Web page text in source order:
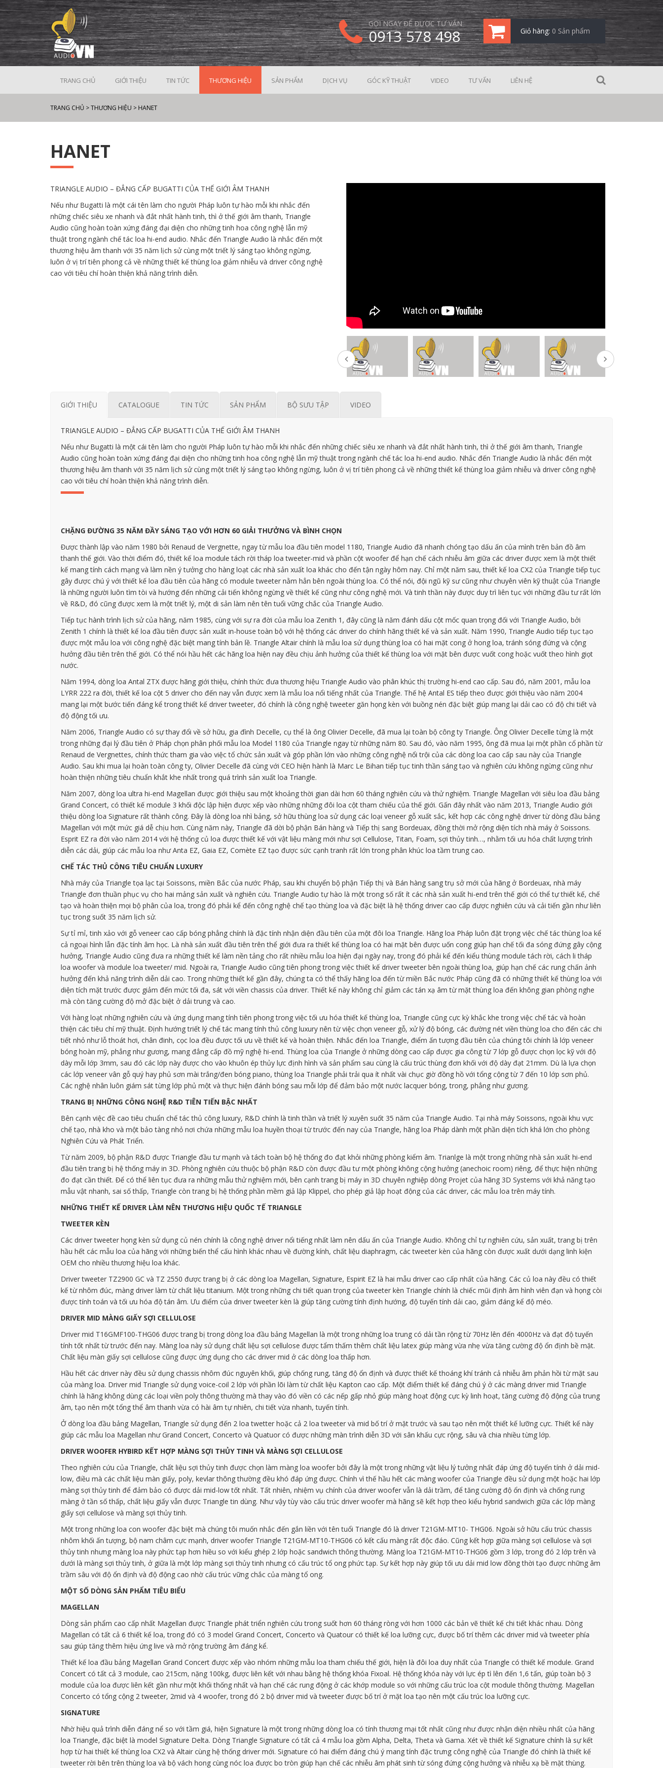
GỌI NGAY ĐỂ ĐƯỢC TƯ VẤN
0913 578 498 Giỏ hàng: 0 Sản phẩm
TRANG CHỦ GIỚI THIỆU TIN TỨC THƯƠNG HIỆU SẢN PHẨM DỊCH VỤ GÓC KỸ THUẬT VIDEO TƯ VẤN LIÊN HỆ
TRANG CHỦ >THƯƠNG HIỆU > HANET
HANET
TRIANGLE AUDIO – ĐẲNG CẤP BUGATTI CỦA THẾ GIỚI ÂM THANH
Nếu như Bugatti là một cái tên làm cho người Pháp luôn tự hào mỗi khi nhắc đến
những chiếc siêu xe nhanh và đắt nhất hành tinh, thì ở thế giới âm thanh, Triangle
Audio cũng hoàn toàn xứng đáng đại diện cho những tinh hoa công nghệ lẫn mỹ
thuật trong ngành chế tác loa hi-end audio. Nhắc đến Triangle Audio là nhắc đến một
thương hiệu âm thanh với 35 năm lịch sử cùng một triết lý sáng tạo không ngừng,
luôn ở vị trí tiên phong cả về những thiết kế thùng loa giảm nhiễu và driver công nghệ
cao với tiêu chí hoàn thiện khả năng trình diễn.
GIỚI THIỆU CATALOGUE TIN TỨC SẢN PHẨM BỘ SƯU TẬP VIDEO
TRIANGLE AUDIO – ĐẲNG CẤP BUGATTI CỦA THẾ GIỚI ÂM THANH
Nếu như Bugatti là một cái tên làm cho người Pháp luôn tự hào mỗi khi nhắc đến những chiếc siêu xe nhanh và đắt nhất hành tinh, thì ở thế giới âm thanh, Triangle
Audio cũng hoàn toàn xứng đáng đại diện cho những tinh hoa công nghệ lẫn mỹ thuật trong ngành chế tác loa hi-end audio. Nhắc đến Triangle Audio là nhắc đến một
thương hiệu âm thanh với 35 năm lịch sử cùng một triết lý sáng tạo không ngừng, luôn ở vị trí tiên phong cả về những thiết kế thùng loa giảm nhiễu và driver công nghệ
cao với tiêu chí hoàn thiện khả năng trình diễn.
CHẶNG ĐƯỜNG 35 NĂM ĐẦY SÁNG TẠO VỚI HƠN 60 GIẢI THƯỞNG VÀ BÌNH CHỌN
Được thành lập vào năm 1980 bởi Renaud de Vergnette, ngay từ mẫu loa đầu tiên model 1180, Triangle Audio đã nhanh chóng tạo dấu ấn của mình trên bản đồ âm
thanh thế giới. Vào thời điểm đó, thiết kế loa module tách rời tháp loa tweeter-mid và phần cột woofer để hạn chế cách nhiễu âm giữa các driver được xem là một thiết
kế mang tính cách mạng và làm nền ý tưởng cho hàng loạt các nhà sản xuất loa khác cho đến tận ngày hôm nay. Chỉ một năm sau, thiết kế loa CX2 của Triangle tiếp tục
gây được chú ý với thiết kế loa đầu tiên của hãng có module tweeter nằm hẳn bên ngoài thùng loa. Có thể nói, đội ngũ kỹ sư cũng như chuyên viên kỹ thuật của Triangle
là những người luôn tìm tòi và hướng đến những cải tiến không ngừng về thiết kế cũng như công nghệ mới. Và tinh thần này được duy trì liên tục với những đầu tư rất lớn
về R&D, đó cũng được xem là một triết lý, một di sản làm nên tên tuổi vững chắc của Triangle Audio.
Tiếp tục hành trình lịch sử của hãng, năm 1985, cùng với sự ra đời của mẫu loa Zenith 1, đây cũng là năm đánh dấu cột mốc quan trọng đối với Triangle Audio, bởi
Zenith 1 chính là thiết kế loa đầu tiên được sản xuất in-house toàn bộ với hệ thống các driver do chính hãng thiết kế và sản xuất. Năm 1990, Triangle Audio tiếp tục tạo
được một mẫu loa với công nghệ đặc biệt mang tính bản lề. Triangle Altair chính là mẫu loa sử dụng thùng loa có hai mặt cong ở hong loa, tránh sóng đứng và cộng
hưởng đầu tiên trên thế giới. Có thể nói hầu hết các hãng loa hiện nay đều chịu ảnh hưởng của thiết kế thùng loa với mặt bên được vuốt cong hoặc vuốt theo hình giọt
nước.
Năm 1994, dòng loa Antal ZTX được hãng giới thiệu, chính thức đưa thương hiệu Triangle Audio vào phân khúc thị trường hi-end cao cấp. Sau đó, năm 2001, mẫu loa
LYRR 222 ra đời, thiết kế loa cột 5 driver cho đến nay vẫn được xem là mẫu loa nổi tiếng nhất của Triangle. Thế hệ Antal ES tiếp theo được giới thiệu vào năm 2004
mang lại một bước tiến đáng kể trong thiết kế driver tweeter, đó chính là công nghệ tweeter găn họng kèn với buồng nén đặc biệt giúp mang lại dải cao có độ chi tiết và
độ động tối ưu.
Năm 2006, Triangle Audio có sự thay đổi về sở hữu, gia đình Decelle, cụ thể là ông Olivier Decelle, đã mua lại toàn bộ công ty Triangle. Ông Olivier Decelle từng là một
trong những đại lý đầu tiên ở Pháp chọn phân phối mẫu loa Model 1180 của Triangle ngay từ những năm 80. Sau đó, vào năm 1995, ông đã mua lại một phần cổ phần từ
Renaud de Vergnettes, chính thức tham gia vào việc tổ chức sản xuất và góp phần lớn vào những công nghệ nổi trội của các dòng loa cao cấp sau này của Triangle
Audio. Sau khi mua lại hoàn toàn công ty, Olivier Decelle đã cùng với CEO hiện hành là Marc Le Bihan tiếp tục tinh thần sáng tạo và nghiên cứu không ngừng cũng như
hoàn thiện những tiêu chuẩn khắt khe nhất trong quá trình sản xuất loa Triangle.
Năm 2007, dòng loa ultra hi-end Magellan được giới thiệu sau một khoảng thời gian dài hơn 60 tháng nghiên cứu và thử nghiệm. Triangle Magellan với siêu loa đầu bảng
Grand Concert, có thiết kế module 3 khối độc lập hiện được xếp vào những những đôi loa cột tham chiếu của thế giới. Gấn đây nhất vào năm 2013, Triangle Audio giới
thiệu dòng loa Signature rất thành công. Đây là dòng loa nhì bảng, sở hữu thùng loa sử dụng các loại veneer gỗ xuất sắc, kết hợp các công nghệ driver từ dòng đầu bảng
Magellan với một mức giá dễ chịu hơn. Cùng năm này, Triangle đã dời bộ phận Bán hàng và Tiếp thị sang Bordeuax, đồng thời mở rộng diện tích nhà máy ở Soissons.
Esprit EZ ra đời vào năm 2014 với hệ thống củ loa được thiết kế với vật liệu màng mới như sợi Cellulose, Titan, Foam, sợi thủy tinh…, nhằm tối ưu hóa chất lượng trình
diễn các dải, giúp các mẫu loa như Anta EZ, Gaia EZ, Comète EZ tạo được sức cạnh tranh rất lớn trong phân khúc loa tầm trung cao.
CHẾ TÁC THỦ CÔNG TIÊU CHUẨN LUXURY
Nhà máy của Triangle tọa lạc tại Soissons, miền Bắc của nước Pháp, sau khi chuyển bộ phận Tiếp thị và Bán hàng sang trụ sở mới của hãng ở Bordeuax, nhà máy
Triangle đơn thuần phục vụ cho hai mảng sản xuất và nghiên cứu. Triangle Audio tự hào là một trong số rất ít các nhà sản xuất hi-end trên thế giới có thể tự thiết kế, chế
tạo và hoàn thiện mọi bộ phân của loa, trong đó phải kể đến công nghệ chế tạo thùng loa và đặc biệt là hệ thống driver cao cấp được nghiên cứu và cải tiến gần như liên
tục trong suốt 35 năm lịch sử.
Sự tỉ mỉ, tinh xảo với gỗ veneer cao cấp bóng phẳng chính là đặc tính nhận diện đầu tiên của một đôi loa Triangle. Hãng loa Pháp luôn đặt trọng việc chế tác thùng loa kể
cả ngoại hình lẫn đặc tính âm học. Là nhà sản xuất đầu tiên trên thể giới đưa ra thiết kế thùng loa có hai mặt bên được uốn cong giúp hạn chế tối đa sóng đứng gây cộng
hưởng, Triangle Audio cũng đưa ra những thiết kế làm nền tảng cho rất nhiều mẫu loa hiện đại ngày nay, trong đó phải kể đến kiểu thùng module tách rời, cách li tháp
loa woofer và module loa tweeter/ mid. Ngoài ra, Triangle Audio cũng tiên phong trong việc thiết kế driver tweeter bên ngoài thùng loa, giúp hạn chế các rung chấn ảnh
hưởng đến khả năng trình diễn dải cao. Trong những thiết kế gần đây, chúng ta có thể thấy hãng loa đến từ miền Bắc nước Pháp cũng đã có những thiết kế thùng loa với
diện tích mặt trước được giảm đến mức tối đa, sát với viền chassis của driver. Thiết kế này không chỉ giảm các tán xạ âm từ mặt thùng loa đến không gian phòng nghe
mà còn tăng cường độ mở đặc biệt ở dải trung và cao.
Với hàng loạt những nghiên cứu và ứng dụng mang tính tiên phong trong việc tối ưu hóa thiết kế thùng loa, Triangle cũng cực kỳ khắc khe trong việc chế tác và hoàn
thiện các tiêu chí mỹ thuật. Định hướng triết lý chế tác mang tính thủ công luxury nên từ việc chọn veneer gỗ, xử lý độ bóng, các đường nét viền thùng loa cho đến các chi
tiết nhỏ như lỗ thoát hơi, chân đinh, cọc loa đều được tối ưu về thiết kế và hoàn thiện. Nhắc đến loa Triangle, điểm ấn tượng đầu tiên của chúng tôi chính là lớp veneer
bóng hoàn mỹ, phẳng như gương, mang đẳng cấp đồ mỹ nghệ hi-end. Thùng loa của Triangle ở những dòng cao cấp được gia công từ 7 lớp gỗ được chọn lọc kỹ với độ
dày mỗi lớp 3mm, sau đó các lớp này được cho vào khuôn ép thủy lực định hình và sản phẩm sau cùng là cấu trúc thùng đơn khối với độ dày đạt 21mm. Dù là lựa chọn
các lớp veneer vân gỗ quý hay phủ sơn mài trắng/đen bóng piano, thùng loa Triangle phải trải qua ít nhất vài chục giờ đồng hồ với tổng cộng từ 7 đến 10 lớp sơn phủ.
Các nghệ nhân luôn giám sát từng lớp phủ một và thực hiện đánh bóng sau mỗi lớp để đảm bảo một nước lacquer bóng, trong, phẳng như gương.
TRANG BỊ NHỮNG CÔNG NGHỆ R&D TIÊN TIẾN BẬC NHẤT
Bên cạnh việc đề cao tiêu chuẩn chế tác thủ công luxury, R&D chính là tinh thần và triết lý xuyên suốt 35 năm của Triangle Audio. Tại nhà máy Soissons, ngoài khu vực
chế tạo, nhà kho và một bảo tàng nhỏ nơi chứa những mẫu loa huyền thoại từ trước đến nay của Triangle, hãng loa Pháp dành một phần diện tích khá lớn cho phòng
Nghiên Cứu và Phát Triển.
Từ năm 2009, bộ phận R&D được Triangle đầu tư mạnh và tách toàn bộ hệ thống đo đạt khỏi những phòng kiểm âm. Trianlge là một trong những nhà sản xuất hi-end
đầu tiên trang bị hệ thống máy in 3D. Phòng nghiên cứu thuộc bộ phận R&D còn được đầu tư một phòng không cộng hưởng (anechoic room) riêng, để thực hiện những
đo đạt cần thiết. Để có thể liên tục đưa ra những mẫu thử nghiệm mới, bên cạnh trang bị máy in 3D chuyên nghiệp dòng Projet của hãng 3D Systems với khả năng tạo
mẫu vật nhanh, sai số thấp, Triangle còn trang bị hệ thống phần mềm giả lập Klippel, cho phép giả lập hoạt động của các driver, các mẫu loa trên máy tính.
NHỮNG THIẾT KẾ DRIVER LÀM NÊN THƯƠNG HIỆU QUỐC TẾ TRIANGLE
TWEETER KÈN
Các driver tweeter họng kèn sử dụng củ nén chính là công nghệ driver nổi tiếng nhất làm nên dấu ấn của Triangle Audio. Không chỉ tự nghiên cứu, sản xuất, trang bị trên
hầu hết các mẫu loa của hãng với những biến thể cấu hình khác nhau về đường kính, chất liệu diaphragm, các tweeter kèn của hãng còn được xuất dưới dạng linh kiện
OEM cho nhiều thương hiệu loa khác.
Driver tweeter TZ2900 GC và TZ 2550 được trang bị ở các dòng loa Magellan, Signature, Espirit EZ là hai mẫu driver cao cấp nhất của hãng. Các củ loa này đều có thiết
kế từ nhôm đúc, màng driver làm từ chất liệu titanium. Một trong những chi tiết quan trọng của tweeter kèn Triangle chính là chiếc mũi định âm hình viên đạn và họng còi
được tính toán và tối ưu hóa độ tán âm. Ưu điểm của driver tweeter kèn là giúp tăng cường tính định hướng, độ tuyến tính dải cao, giảm đáng kể độ méo.
DRIVER MID MÀNG GIẤY SỢI CELLULOSE
Driver mid T16GMF100-THG06 được trang bị trong dòng loa đầu bảng Magellan là một trong những loa trung có dải tần rộng từ 70Hz lên đến 4000Hz và đạt độ tuyến
tính tốt nhất từ trước đến nay. Màng loa này sử dụng chất liệu sợi cellulose được tẩm thấm thêm chất liệu latex giúp màng vừa nhẹ vừa tăng cường độ ổn định bề mặt.
Chất liệu màn giấy sợi cellulose cũng được ứng dụng cho các driver mid ở các dòng loa thấp hơn.
Hầu hết các driver này đều sử dụng chassis nhôm đúc nguyên khối, giúp chống rung, tăng độ ổn định và được thiết kế thoáng khí tránh cả nhiễu âm phản hồi từ mặt sau
của màng loa. Driver mid Triangle sử dụng voice-coil 2 lớp với phần lõi làm từ chất liệu Kapton cao cấp. Một điểm thiết kế đáng chú ý ở các màng driver mid Triangle
chính là hãng không dùng các loại viền poly thông thường mà thay vào đó viền có các nếp gấp nhỏ giúp màng hoạt động cực kỳ linh hoạt, tăng cường độ động của trung
âm, tạo nên một tổng thể âm thanh vừa có hài âm tự nhiên, chi tiết vừa nhanh, tuyến tính.
Ở dòng loa đầu bảng Magellan, Triangle sử dụng đến 2 loa twetter hoặc cả 2 loa tweeter và mid bố trí ở mặt trước và sau tạo nên một thiết kế lưỡng cực. Thiết kế này
giúp các mẫu loa Magellan như Grand Concert, Concerto và Quatuor có được những màn trình diễn 3D với sân khấu cực rộng, sâu và chia nhiều từng lớp.
DRIVER WOOFER HYBIRD KẾT HỢP MÀNG SỢI THỦY TINH VÀ MÀNG SỢI CELLULOSE
Theo nghiên cứu của Triangle, chất liệu sợi thủy tinh được chọn làm màng loa woofer bởi đây là một trong những vật liệu lý tưởng nhất đáp ứng độ tuyến tính ở dải mid-
low, điều mà các chất liệu màn giấy, poly, kevlar thông thường đều khó đáp ứng được. Chính vì thế hầu hết các màng woofer của Triangle đều sử dụng một hoặc hai lớp
màng sợi thủy tinh để đảm bảo có được dải mid-low tốt nhất. Tất nhiên, nhiệm vụ chính của driver woofer vẫn là dải trầm, để tăng cường độ ổn định và chống rung
màng ở tần số thấp, chất liệu giấy vẫn được Triangle tin dùng. Như vậy tùy vào cấu trúc driver woofer mà hãng sẽ kết hợp theo kiểu hybrid sandwich giữa các lớp màng
giấy sợi cellulose và màng sợi thủy tinh.
Một trong những loa con woofer đặc biệt mà chúng tôi muốn nhắc đến gắn liền với tên tuổi Triangle đó là driver T21GM-MT10- THG06. Ngoài sở hữu cấu trúc chassis
nhôm khối ấn tượng, bộ nam châm cực mạnh, driver woofer Triangle T21GM-MT10-THG06 có kết cấu màng rất độc đáo. Cũng kết hợp giữa màng sợi cellulose và sợi
thủy tinh nhưng màng loa này phức tạp hơn hiều so với kiểu ghép 2 lớp hoặc sandwich thông thường. Màng loa T21GM-MT10-THG06 gồm 3 lớp, trong đó 2 lớp trên và
dưới là màng sợi thủy tinh, ở giữa là một lớp màng sợi thủy tinh nhưng có cấu trúc tổ ong phức tạp. Sự kết hợp này giúp tối ưu dải mid low đồng thời tạo được những âm
trầm sâu với độ ổn định và độ động cao nhờ cấu trúc vững chắc của màng tổ ong.
MỘT SỐ DÒNG SẢN PHẨM TIÊU BIỂU
MAGELLAN
Dòng sản phẩm cao cấp nhất Magellan được Triangle phát triển nghiên cứu trong suốt hơn 60 tháng ròng với hơn 1000 các bản vẽ thiết kế chi tiết khác nhau. Dòng
Magellan có tất cả 6 thiết kế loa, trong đó có 3 model Grand Concert, Concerto và Quatour có thiết kế loa lưỡng cực, được bố trí thêm các driver mid và tweeter phía
sau giúp tăng thêm hiệu ứng live và mở rộng trường âm đáng kể.
Thiết kế loa đầu bảng Magellan Grand Concert được xếp vào nhóm những mẫu loa tham chiếu thế giới, hiện là đôi loa duy nhất của Triangle có thiết kế module. Grand
Concert có tất cả 3 module, cao 215cm, nặng 100kg, được liên kết với nhau bằng hệ thống khóa Fixoal. Hệ thống khóa này với lực ép tì lên đến 1,6 tấn, giúp toàn bộ 3
module của loa được liên kết gần như một khối thống nhất và hạn chế các rung động ở các khớp module so với những cấu trúc loa cột module thông thường. Magellan
Concerto có tổng cộng 2 tweeter, 2mid và 4 woofer, trong đó 2 bộ driver mid và tweeter được bố trí ở mặt loa tạo nên một cấu trúc loa lưỡng cực.
SIGNATURE
Nhờ hiệu quả trình diễn đáng nể so với tầm giá, hiện Signature là một trong những dòng loa có tính thương mại tốt nhất cũng như được nhận diện nhiều nhất của hãng
loa Triangle, đặc biệt là model Signature Delta. Dòng Triangle Signature có tất cả 4 mẫu loa gồm Alpha, Delta, Theta và Gama. Xét về thiết kế Signature chính là sự kết
hợp từ hai thiết kế thùng loa CX2 và Altair cùng hệ thống driver mới. Signature có hai điểm đáng chú ý mang tính đặc trưng công nghệ của Triangle đó chính là thiết kế
tweeter rời bên trên thùng loa và bộ vách hong cùng nóc loa được bo tròn giúp hạn chế các nhiễu âm phát sinh từ sóng đứng cộng hưởng và nhiễu xạ bề mặt thùng.